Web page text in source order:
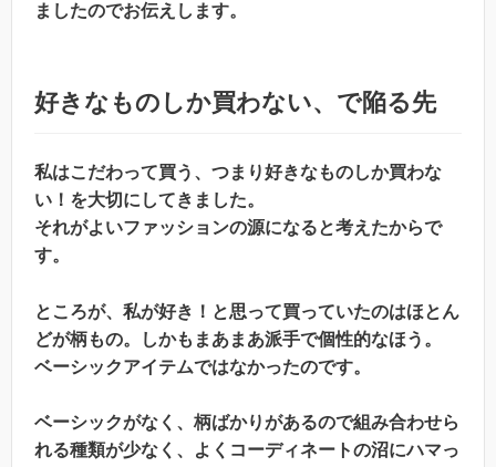
ましたのでお伝えします。
好きなものしか買わない、で陥る先
私はこだわって買う、つまり好きなものしか買わな
い！を大切にしてきました。
それがよいファッションの源になると考えたからで
す。
ところが、私が好き！と思って買っていたのはほとん
どが柄もの。しかもまあまあ派手で個性的なほう。
ベーシックアイテムではなかったのです。
ベーシックがなく、柄ばかりがあるので組み合わせら
れる種類が少なく、よくコーディネートの沼にハマっ